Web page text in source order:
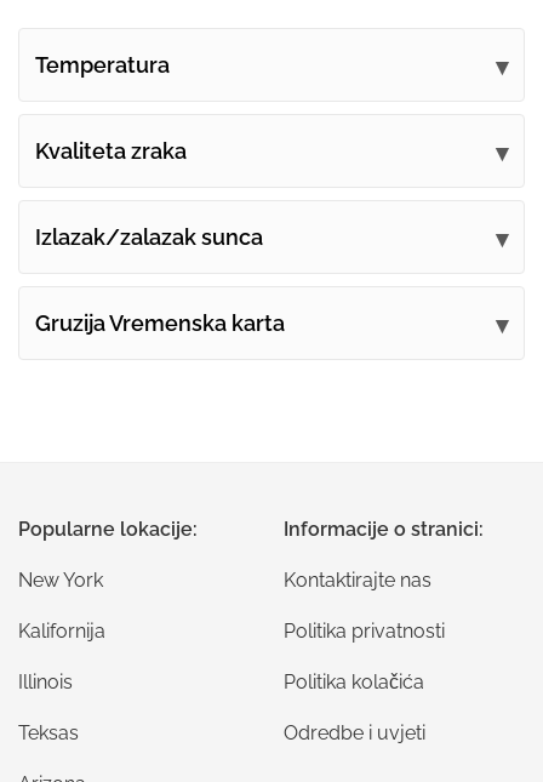
Temperatura
Kvaliteta zraka
Izlazak/zalazak sunca
Gruzija Vremenska karta
Popularne lokacije:
New York
Kalifornija
Illinois
Teksas
Informacije o stranici:
Kontaktirajte nas
Politika privatnosti
Politika kolačića
Odredbe i uvjeti